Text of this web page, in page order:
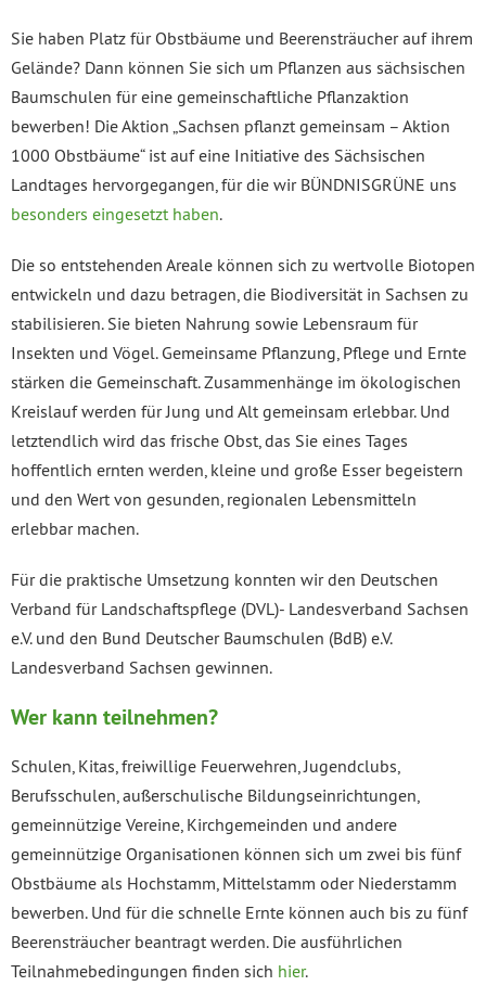
Sie haben Platz für Obstbäume und Beerensträucher auf ihrem
Gelände? Dann können Sie sich um Pflanzen aus sächsischen
Baumschulen für eine gemeinschaftliche Pflanzaktion
bewerben! Die Aktion „Sachsen pflanzt gemeinsam – Aktion
1000 Obstbäume“ ist auf eine Initiative des Sächsischen
Landtages hervorgegangen, für die wir BÜNDNISGRÜNE uns
besonders eingesetzt haben.
Die so entstehenden Areale können sich zu wertvolle Biotopen
entwickeln und dazu betragen, die Biodiversität in Sachsen zu
stabilisieren. Sie bieten Nahrung sowie Lebensraum für
Insekten und Vögel. Gemeinsame Pflanzung, Pflege und Ernte
stärken die Gemeinschaft. Zusammenhänge im ökologischen
Kreislauf werden für Jung und Alt gemeinsam erlebbar. Und
letztendlich wird das frische Obst, das Sie eines Tages
hoffentlich ernten werden, kleine und große Esser begeistern
und den Wert von gesunden, regionalen Lebensmitteln
erlebbar machen.
Für die praktische Umsetzung konnten wir den Deutschen
Verband für Landschaftspflege (DVL)- Landesverband Sachsen
e.V. und den Bund Deutscher Baumschulen (BdB) e.V.
Landesverband Sachsen gewinnen.
Wer kann teilnehmen?
Schulen, Kitas, freiwillige Feuerwehren, Jugendclubs,
Berufsschulen, außerschulische Bildungseinrichtungen,
gemeinnützige Vereine, Kirchgemeinden und andere
gemeinnützige Organisationen können sich um zwei bis fünf
Obstbäume als Hochstamm, Mittelstamm oder Niederstamm
bewerben. Und für die schnelle Ernte können auch bis zu fünf
Beerensträucher beantragt werden. Die ausführlichen
Teilnahmebedingungen finden sich hier.